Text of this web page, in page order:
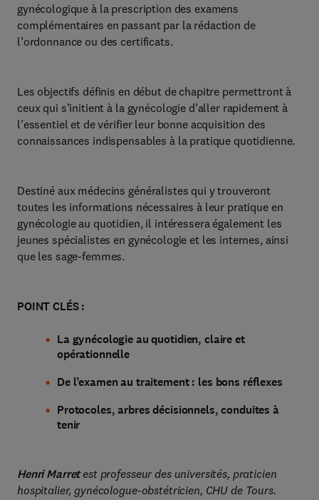
gynécologique à la prescription des examens
complémentaires en passant par la rédaction de
l’ordonnance ou des certificats.
Les objectifs définis en début de chapitre permettront à
ceux qui s’initient à la gynécologie d’aller rapidement à
l’essentiel et de vérifier leur bonne acquisition des
connaissances indispensables à la pratique quotidienne.
Destiné aux médecins généralistes qui y trouveront
toutes les informations nécessaires à leur pratique en
gynécologie au quotidien, il intéressera également les
jeunes spécialistes en gynécologie et les internes, ainsi
que les sage-femmes.
POINT CLÉS :
La gynécologie au quotidien, claire et
opérationnelle
De l’examen au traitement : les bons réflexes
Protocoles, arbres décisionnels, conduites à
tenir
Henri Marretest professeur des universités, praticien
hospitalier, gynécologue-obstétricien, CHU de Tours.